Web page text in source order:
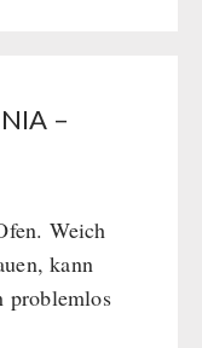
–
Weich
kann
problemlos